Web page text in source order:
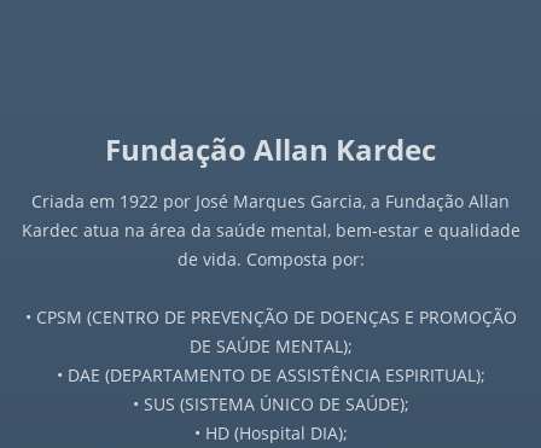
Fundação Allan Kardec
Criada em 1922 por José Marques Garcia, a Fundação Allan
Kardec atua na área da saúde mental, bem-estar e qualidade
de vida. Composta por:
• CPSM (CENTRO DE PREVENÇÃO DE DOENÇAS E PROMOÇÃO
DE SAÚDE MENTAL);
• DAE (DEPARTAMENTO DE ASSISTÊNCIA ESPIRITUAL);
• SUS (SISTEMA ÚNICO DE SAÚDE);
• HD (Hospital DIA);